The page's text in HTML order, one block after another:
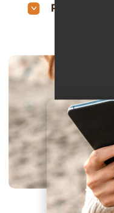
Prävention,